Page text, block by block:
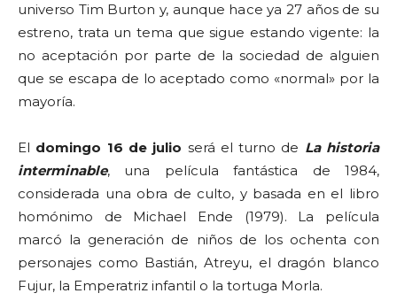
universo Tim Burton y, aunque hace ya 27 años de su
estreno, trata un tema que sigue estando vigente: la
no aceptación por parte de la sociedad de alguien
que se escapa de lo aceptado como «normal» por la
mayoría.
El domingo 16 de julio será el turno de La historia
interminable, una película fantástica de 1984,
considerada una obra de culto, y basada en el libro
homónimo de Michael Ende (1979). La película
marcó la generación de niños de los ochenta con
personajes como Bastián, Atreyu, el dragón blanco
Fujur, la Emperatriz infantil o la tortuga Morla.